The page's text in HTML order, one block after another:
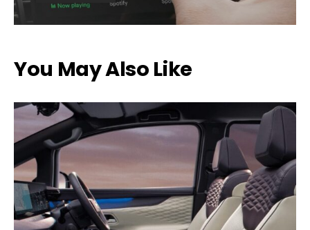
You May Also Like